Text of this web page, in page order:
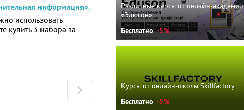
информация».
использовать
купить 3 набора за
Различные курсы от онлайн-академии
«Эдюсон»
Бесплатно -5%
Курсы от онлайн-школы Skillfactory
Бесплатно -5%